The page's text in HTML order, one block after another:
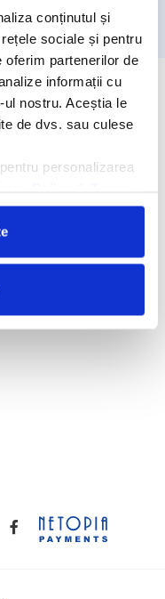
conținutul și
sociale și pentru
oferim partenerilor de
informații cu
nostru. Aceștia le
de dvs. sau culese
personalizarea